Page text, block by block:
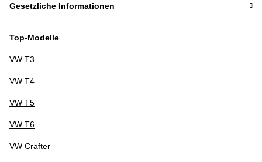
Gesetzliche Informationen
Top-Modelle
VW T3
VW T4
VW T5
VW T6
VW Crafter